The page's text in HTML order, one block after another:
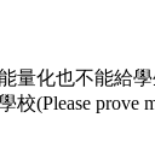
化也不能給
(Please prove